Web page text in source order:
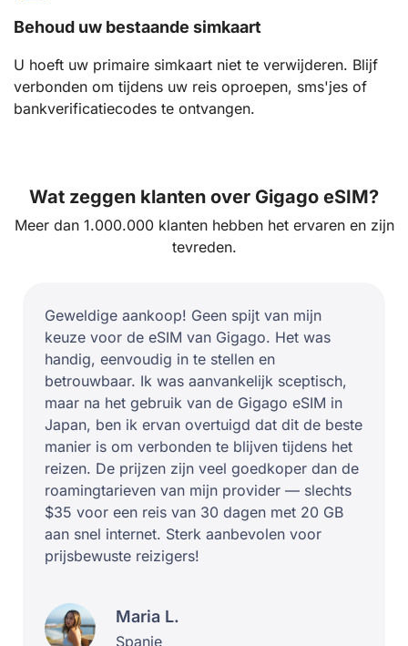
Behoud uw bestaande simkaart
U hoeft uw primaire simkaart niet te verwijderen. Blijf
verbonden om tijdens uw reis oproepen, sms'jes of
bankverificatiecodes te ontvangen.
Wat zeggen klanten over Gigago eSIM?
Meer dan 1.000.000 klanten hebben het ervaren en zijn
tevreden.
Geweldige aankoop! Geen spijt van mijn
keuze voor de eSIM van Gigago. Het was
handig, eenvoudig in te stellen en
betrouwbaar. Ik was aanvankelijk sceptisch,
maar na het gebruik van de Gigago eSIM in
Japan, ben ik ervan overtuigd dat dit de beste
manier is om verbonden te blijven tijdens het
reizen. De prijzen zijn veel goedkoper dan de
roamingtarieven van mijn provider — slechts
$35 voor een reis van 30 dagen met 20 GB
aan snel internet. Sterk aanbevolen voor
prijsbewuste reizigers!
Maria L.
Spanje